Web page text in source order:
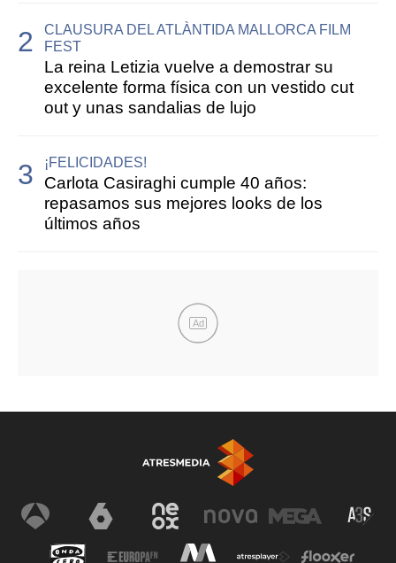
CLAUSURA DEL ATLÀNTIDA MALLORCA FILM
FEST
La reina Letizia vuelve a demostrar su
excelente forma física con un vestido cut
out y unas sandalias de lujo
¡FELICIDADES!
Carlota Casiraghi cumple 40 años:
repasamos sus mejores looks de los
últimos años
Ad